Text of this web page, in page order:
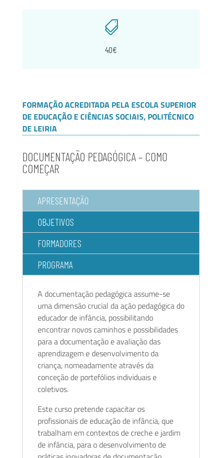

40€
FORMAÇÃO ACREDITADA PELA ESCOLA SUPERIOR
DE EDUCAÇÃO E CIÊNCIAS SOCIAIS, POLITÉCNICO
DE LEIRIA
DOCUMENTAÇÃO PEDAGÓGICA – COMO
COMEÇAR
APRESENTAÇÃO
OBJETIVOS
FORMADORES
PROGRAMA
A documentação pedagógica assume-se
uma dimensão crucial da ação pedagógica do
educador de infância, possibilitando
encontrar novos caminhos e possibilidades
para a documentação e avaliação das
aprendizagem e desenvolvimento da
criança, nomeadamente através da
conceção de portefólios individuais e
coletivos.
Este curso pretende capacitar os
profissionais de educação de infância, que
trabalham em contextos de creche e jardim
de infância, para o desenvolvimento de
SUBSCREVA A NOSSA NEWSLETTER E FIQUE A PAR
Escolha a informação que pretende receber:
Gera Educação
Formações
Atividades e Ateliers
Li e Aceito a
Política de Privacidade
SUBSCREVER